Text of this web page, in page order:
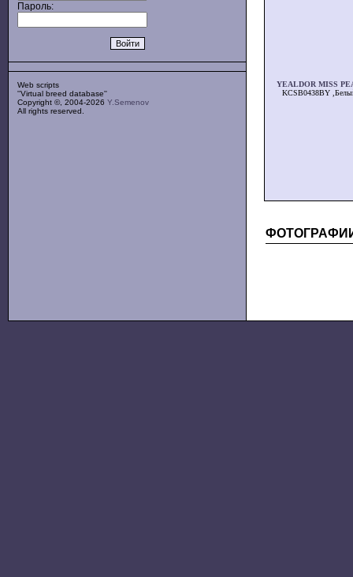
Пароль:
Web scripts
''Virtual breed database''
Copyright ©, 2004-2026 Y.Semenov
All rights reserved.
YEALDOR MISS
KCSB0438BY